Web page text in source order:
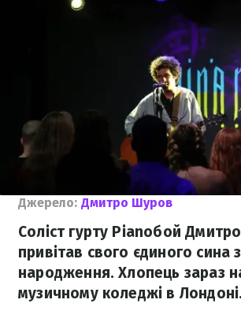
Джерело: Дмитро Шуров
Соліст гурту Pianoбой
привітав свого єдиного сина
народження. Хлопець зараз
музичному коледжі в Лондоні.